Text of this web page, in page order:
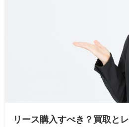
リース購入すべき？買取と